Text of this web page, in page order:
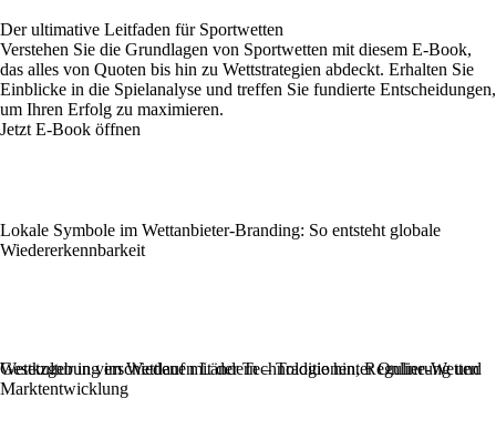
Der ultimative Leitfaden für Sportwetten
Verstehen Sie die Grundlagen von Sportwetten mit diesem E-Book,
das alles von Quoten bis hin zu Wettstrategien abdeckt. Erhalten Sie
Einblicke in die Spielanalyse und treffen Sie fundierte Entscheidungen,
um Ihren Erfolg zu maximieren.
Jetzt E-Book öffnen
Lokale Symbole im Wettanbieter-Branding: So entsteht globale
Wiedererkennbarkeit
Wettkultur in verschiedenen Ländern – Traditionen, Regulierung und
Marktentwicklung
Gesetzgebung im Wettlauf mit der Technologie hinter Online-Wetten